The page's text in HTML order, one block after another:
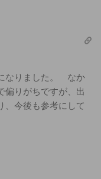
なりました。 なか
偏りがちですが、出
、今後も参考にして